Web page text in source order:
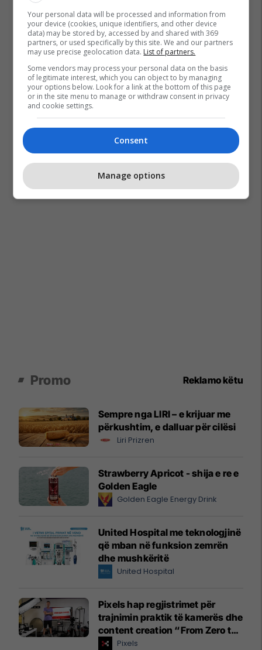
Promo Reklamo këtu
Sempre nga LIRI – e krijuar me
përkushtim, e dalluar për cilësi
Liri Prizren
Strawberry Apricot - shija e re e
Golden Eagle
Golden Eagle Energy Drink
United Hospital me teknologjinë
që mban në funksion zemrën
dhe mushkëritë
United Hospital
Pixels hap regjistrimet për
trajnimin praktik të kamerës dhe
content creation “From Zero to
Hero”Pixels
Your personal data will be processed and information from
your device (cookies, unique identifiers, and other device
data) may be stored by, accessed by and shared with 369
partners, or used specifically by this site. We and our partners
may use precise geolocation data. List of partners.
Some vendors may process your personal data on the basis
of legitimate interest, which you can object to by managing
your options below. Look for a link at the bottom of this page
or in the site menu to manage or withdraw consent in privacy
and cookie settings.
Consent
Manage options